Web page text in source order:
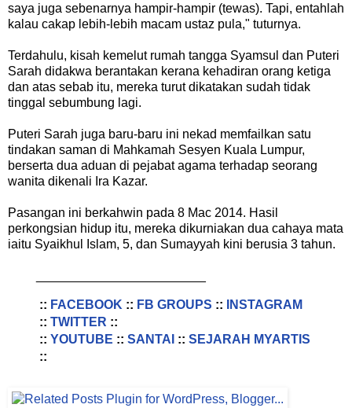
saya juga sebenarnya hampir-hampir (tewas). Tapi, entahlah
kalau cakap lebih-lebih macam ustaz pula," tuturnya.
Terdahulu, kisah kemelut rumah tangga Syamsul dan Puteri
Sarah didakwa berantakan kerana kehadiran orang ketiga
dan atas sebab itu, mereka turut dikatakan sudah tidak
tinggal sebumbung lagi.
Puteri Sarah juga baru-baru ini nekad memfailkan satu
tindakan saman di Mahkamah Sesyen Kuala Lumpur,
berserta dua aduan di pejabat agama terhadap seorang
wanita dikenali Ira Kazar.
Pasangan ini berkahwin pada 8 Mac 2014. Hasil
perkongsian hidup itu, mereka dikurniakan dua cahaya mata
iaitu Syaikhul Islam, 5, dan Sumayyah kini berusia 3 tahun.
:: FACEBOOK :: FB GROUPS ::
INSTAGRAM
:: TWITTER ::
:: YOUTUBE :: SANTAI :: SEJARAH MYARTIS
::